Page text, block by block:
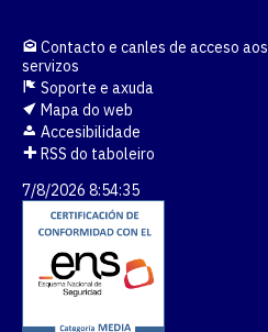
Contacto e canles de acceso aos
servizos
Soporte e axuda
Mapa do web
Accesibilidade
RSS do taboleiro
7/8/2026 8:54:36